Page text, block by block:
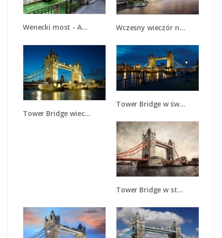
Wenecki most - AM523 Wczesny wieczór nad Mostem Brooklińskim - AM701
Tower Bridge wieczorową porą - AM159
Tower Bridge w świetle nocnych lamp - AM210
Tower Bridge w stylu vintage - AM668